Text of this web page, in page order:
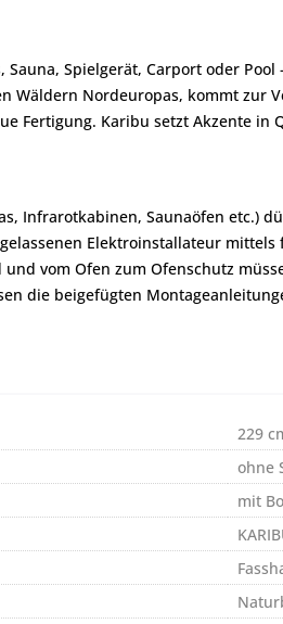
Spielgerät, Carport oder
Wäldern Nordeuropas, kommt zur
Fertigung. Karibu setzt Akzente in
Infrarotkabinen, Saunaöfen
Elektroinstallateur mittels
vom Ofen zum Ofenschutz
die beigefügten
229
ohne
mit